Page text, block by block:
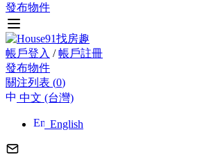
發布物件
帳戶登入 / 帳戶註冊
發布物件
關注列表 (0)
中文 (台灣)
English